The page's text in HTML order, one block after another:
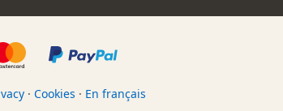
· Cookies · En français